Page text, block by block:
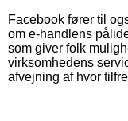
Facebook fører til
om e-handlens
som giver folk
virksomhedens
afvejning af hvor